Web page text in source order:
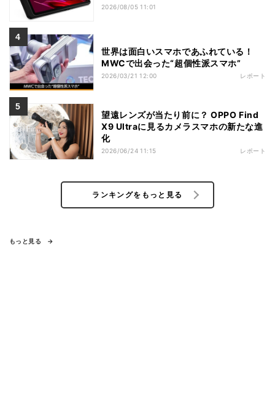
2026/08/05 11:01
世界は面白いスマホであふれている！
MWCで出会った“超個性派スマホ”
2026/03/21 12:00 レポート
望遠レンズが当たり前に？ OPPO Find
X9 Ultraに見るカメラスマホの新たな進
化
2026/06/24 11:15 レポート
ランキングをもっと見る
もっと見る